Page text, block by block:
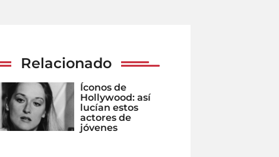
Relacionado
Íconos de
Hollywood: así
lucían estos
actores de
jóvenes